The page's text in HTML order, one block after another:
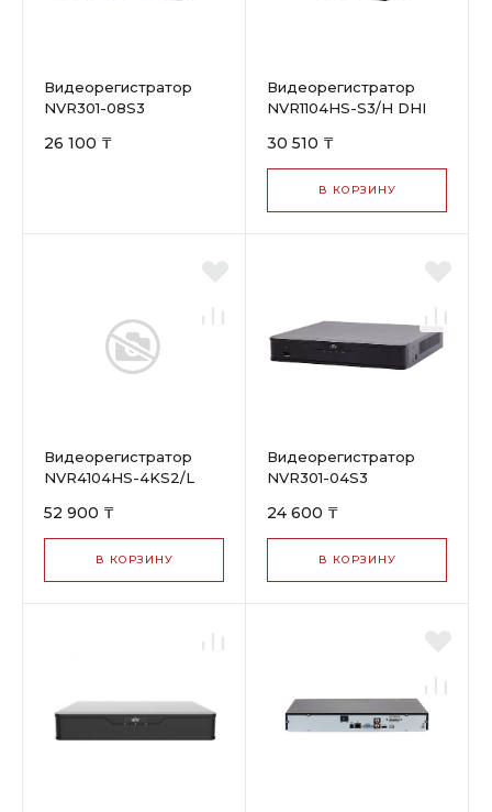
Видеорегистратор
NVR301-08S3
26 100 ₸
Видеорегистратор
NVR1104HS-S3/H DHI
30 510 ₸
В КОРЗИНУ
Видеорегистратор
NVR4104HS-4KS2/L
52 900 ₸
В КОРЗИНУ
Видеорегистратор
NVR301-04S3
24 600 ₸
В КОРЗИНУ